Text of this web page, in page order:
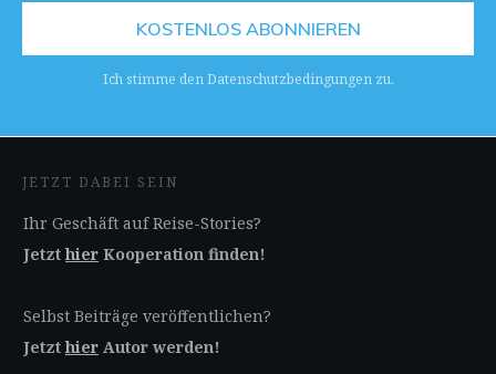
KOSTENLOS ABONNIEREN
Ich stimme den Datenschutzbedingungen zu.
JETZT DABEI SEIN
Ihr Geschäft auf Reise-Stories?
Jetzthier Kooperation finden!
Selbst Beiträge veröffentlichen?
Jetzthier Autor werden!